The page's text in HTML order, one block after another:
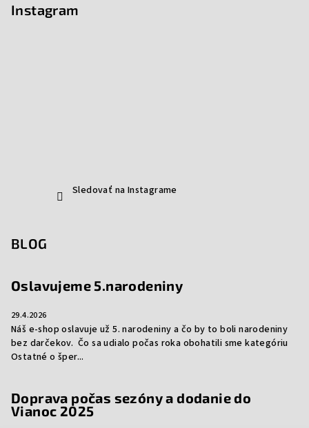
Instagram
Sledovať na Instagrame
BLOG
Oslavujeme 5.narodeniny
29.4.2026
Náš e-shop oslavuje už 5. narodeniny a čo by to boli narodeniny
bez darčekov. Čo sa udialo počas roka obohatili sme kategóriu
Ostatné o šper...
Doprava počas sezóny a dodanie do
Vianoc 2025